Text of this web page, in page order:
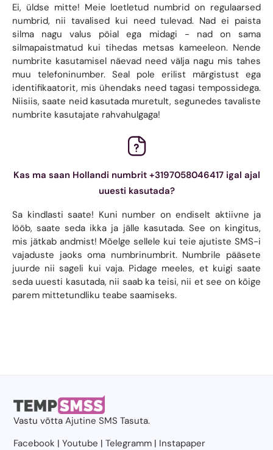
Ei, üldse mitte! Meie loetletud numbrid on regulaarsed
numbrid, nii tavalised kui need tulevad. Nad ei paista
silma nagu valus pöial ega midagi - nad on sama
silmapaistmatud kui tihedas metsas kameeleon. Nende
numbrite kasutamisel näevad need välja nagu mis tahes
muu telefoninumber. Seal pole erilist märgistust ega
identifikaatorit, mis ühendaks need tagasi tempossidega.
Niisiis, saate neid kasutada muretult, segunedes tavaliste
numbrite kasutajate rahvahulgaga!
Kas ma saan Hollandi numbrit +3197058046417 igal ajal
uuesti kasutada?
Sa kindlasti saate! Kuni number on endiselt aktiivne ja
lööb, saate seda ikka ja jälle kasutada. See on kingitus,
mis jätkab andmist! Mõelge sellele kui teie ajutiste SMS-i
vajaduste jaoks oma numbrinumbrit. Numbrile pääsete
juurde nii sageli kui vaja. Pidage meeles, et kuigi saate
seda uuesti kasutada, nii saab ka teisi, nii et see on kõige
parem mittetundliku teabe saamiseks.
Vastu võttaAjutine SMS Tasuta.
Facebook |Youtube |Telegramm | Instapaper